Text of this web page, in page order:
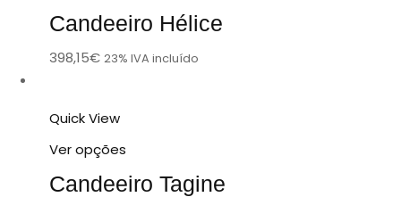
Candeeiro Hélice
398,15€ 23% IVA incluído
Quick View
Ver opções
Candeeiro Tagine